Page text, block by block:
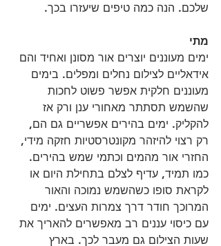
שלכם. הנה כמה טיפים שיעזרו בכך.
מתי
ימים מעוננים יוצרים אור מסונן ואחיד והם
אידאליים לצילום נחלים ומפלים. בימים
מעוננים חלקית אפשר פשוט לחכות
שהשמש תסתתר מאחורי ענן ורק אז
להקליק. ימים בהירים אפשריים גם הם,
רק רצוי להיזהר מקונטרסטיות חזקה מידי,
החזרי אור מהמים וכתמי שמש בהירים.
כמו תמיד, עדיף לצלם בתחילת היום או
לקראת סופו כשהשמש נמוכה והאור
המרוכך חודר דרך צמרות העצים. ימים
עם כיסוי עננים רב מאפשרים להאריך את
שעות הצילום גם מעבר לכך. בארץ